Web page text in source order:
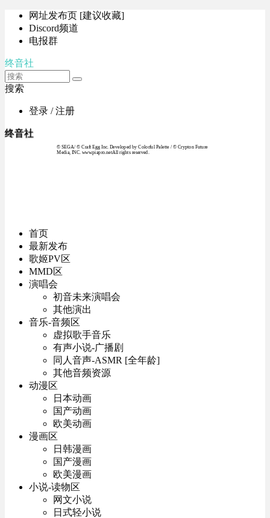
网址发布页 [建议收藏]
Discord频道
电报群
终音社
搜索
登录 / 注册
终音社
© SEGA / © Craft Egg Inc. Developed by Colorful Palette / © Crypton Future
Media, INC. www.piapro.netAll rights reserved.
首页
最新发布
歌姬PV区
MMD区
演唱会
初音未来演唱会
其他演出
音乐-音频区
虚拟歌手音乐
有声小说-广播剧
同人音声-ASMR [全年龄]
其他音频资源
动漫区
日本动画
国产动画
欧美动画
漫画区
日韩漫画
国产漫画
欧美漫画
小说-读物区
网文小说
日式轻小说